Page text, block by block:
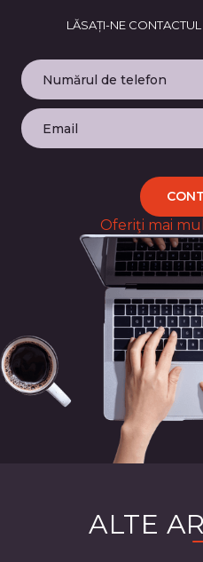
LĂSAȚI-NE
Oferiţi mai
ALTE